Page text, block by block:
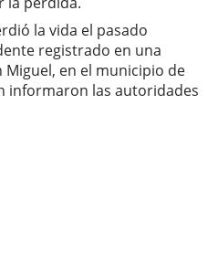
la vida el pasado
registrado en una
Miguel, en el municipio de
informaron las autoridades